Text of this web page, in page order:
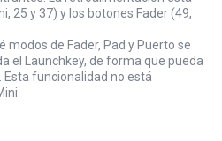
25 y 37) y los botones Fader (49,
modos de Fader, Pad y Puerto se
el Launchkey, de forma que pueda
Esta funcionalidad no está